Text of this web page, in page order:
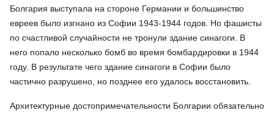
Болгария выступала на стороне Германии и большинство
евреев было изгнано из Софии 1943-1944 годов. Но фашисты
по счастливой случайности не тронули здание синагоги. В
него попало несколько бомб во время бомбардировки в 1944
году. В результате чего здание синагоги в Софии было
частично разрушено, но позднее его удалось восстановить.
Архитектурные достопримечательности Болгарии обязательно